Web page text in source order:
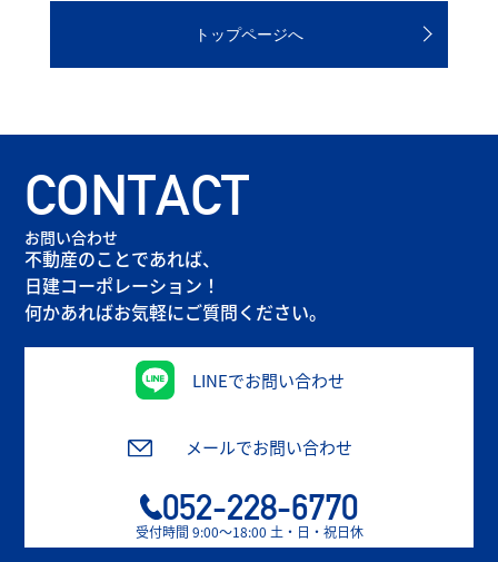
トップページへ
CONTACT
お問い合わせ
不動産のことであれば、
日建コーポレーション！
何かあればお気軽にご質問ください。
LINEでお問い合わせ
メールでお問い合わせ
052-228-6770
受付時間 9:00〜18:00 土・日・祝日休